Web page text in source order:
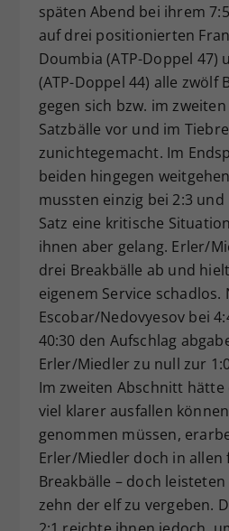
späten Abend bei ihrem
auf drei positionierten
Doumbia (ATP-Doppel 47)
(ATP-Doppel 44) alle zwölf
gegen sich bzw. im
Satzbälle vor und im
zunichtegemacht. Im
beiden hingegen
mussten einzig bei 2:3
Satz eine kritische
ihnen aber gelang. Erler/
drei Breakbälle ab und
eigenem Service schadlos.
Escobar/Nedovyesov bei
40:30 den Aufschlag
Erler/Miedler zu null zur
Im zweiten Abschnitt hätte
viel klarer ausfallen
genommen müssen,
Erler/Miedler doch in allen
Breakbälle – doch
zehn der elf zu vergeben.